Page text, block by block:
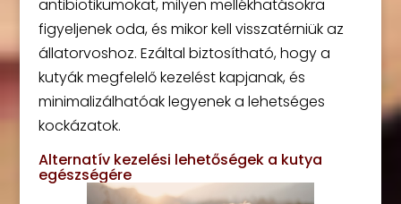
antibiotikumokat, milyen mellékhatásokra
figyeljenek oda, és mikor kell visszatérniük az
állatorvoshoz. Ezáltal biztosítható, hogy a
kutyák megfelelő kezelést kapjanak, és
minimalizálhatóak legyenek a lehetséges
kockázatok.
Alternatív kezelési lehetőségek a kutya
egészségére